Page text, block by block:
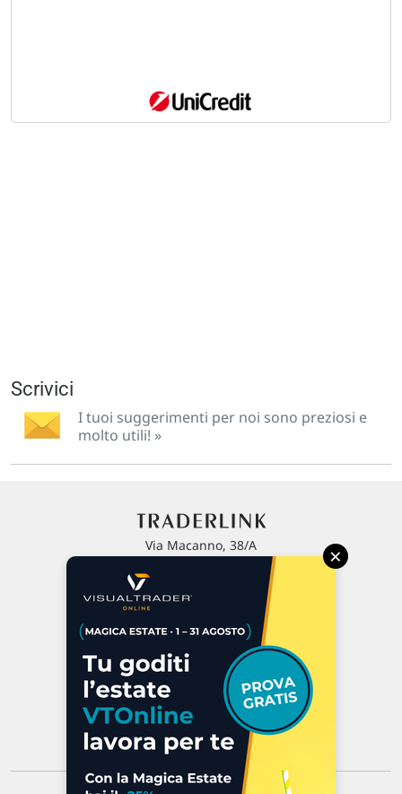
Scrivici
I tuoi suggerimenti per noi sono preziosi e
molto utili! »
Via Macanno, 38/A
P.IVA 02 452 460 401
Chi siamo
Commenti e segnalazioni
Contattaci
×